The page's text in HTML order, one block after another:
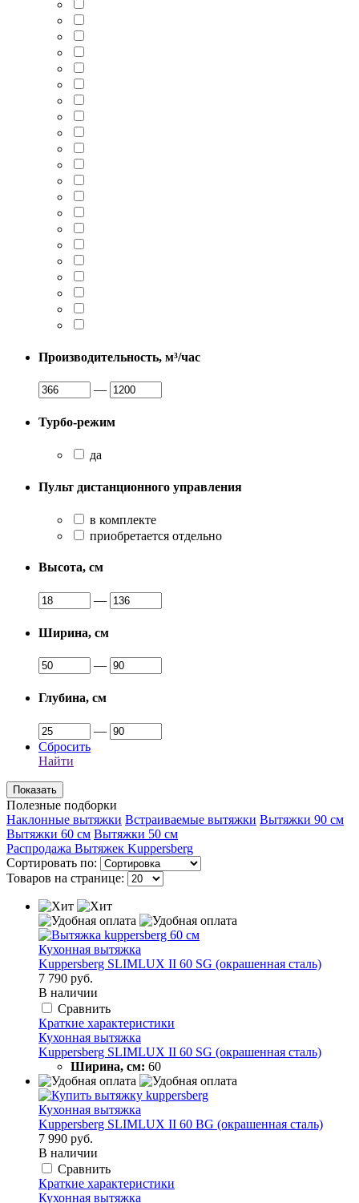
Производительность, м³/час
—
Турбо-режим
да
Пульт дистанционного управления
в комплекте
приобретается отдельно
Высота, см
—
Ширина, см
—
Глубина, см
—
Сбросить
Найти
Полезные подборки
Наклонные вытяжки Встраиваемые вытяжки Вытяжки 90 см
Вытяжки 60 см Вытяжки 50 см
Распродажа Вытяжек Kuppersberg
Сортировать по:
Товаров на странице:
Кухонная вытяжка
Kuppersberg SLIMLUX II 60 SG (окрашенная сталь)
7 790 руб.
В наличии
Сравнить
Краткие характеристики
Кухонная вытяжка
Kuppersberg SLIMLUX II 60 SG (окрашенная сталь)
Ширина, см: 60
Кухонная вытяжка
Kuppersberg SLIMLUX II 60 BG (окрашенная сталь)
7 990 руб.
В наличии
Сравнить
Краткие характеристики
Кухонная вытяжка